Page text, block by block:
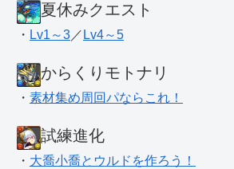
夏休みクエスト
・ Lv1～3 ／ Lv4～5
からくりモトナリ
・ 素材集め周回パならこれ！
試練進化
・ 大喬小喬とウルドを作ろう！